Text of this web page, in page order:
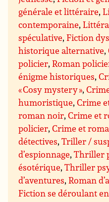
générale et littéraire,
contemporaine,
spéculative,Fiction
historique alternative,
policier,Roman
énigme historiques,
« Cosy mystery »,
humoristique,Crime
roman noir,Crime et
policier,Crime et
détectives,Triller /
d’espionnage,Thriller
ésotérique,Thriller
d’aventures,Roman
Fiction se déroulant